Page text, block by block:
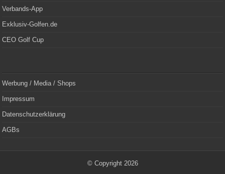
Verbands-App
Exklusiv-Golfen.de
CEO Golf Cup
Werbung / Media / Shops
Impressum
Datenschutzerklärung
AGBs
© Copyright 2026